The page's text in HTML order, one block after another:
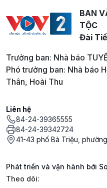
BAN
TỘC
Đài
Trưởng ban: Nhà báo
Phó trưởng ban: Nhà báo
Thân, Hoài Thu
Liên hệ
84-24-39365555
84-24-39342724
41-43 phố Bà Triệu,
Phát triển và vận hành bởi
Mạng xã hội
Theo dõi: